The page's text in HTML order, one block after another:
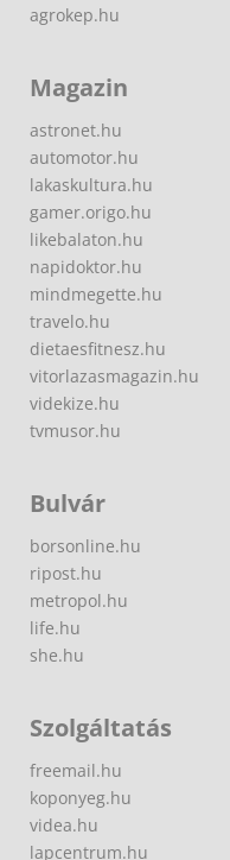
agrokep.hu
Magazin
astronet.hu
automotor.hu
lakaskultura.hu
gamer.origo.hu
likebalaton.hu
napidoktor.hu
mindmegette.hu
travelo.hu
dietaesfitnesz.hu
vitorlazasmagazin.hu
videkize.hu
tvmusor.hu
Bulvár
borsonline.hu
ripost.hu
metropol.hu
life.hu
she.hu
Szolgáltatás
freemail.hu
koponyeg.hu
videa.hu
lapcentrum.hu